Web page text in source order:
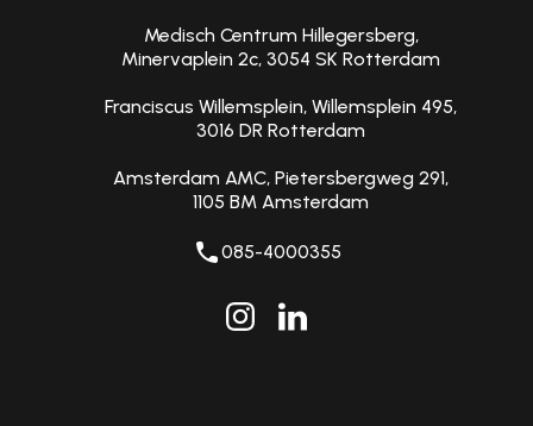
Medisch Centrum Hillegersberg,
Minervaplein 2c, 3054 SK Rotterdam
Franciscus Willemsplein, Willemsplein 495,
3016 DR Rotterdam
Amsterdam AMC, Pietersbergweg 291,
1105 BM Amsterdam
085-4000355